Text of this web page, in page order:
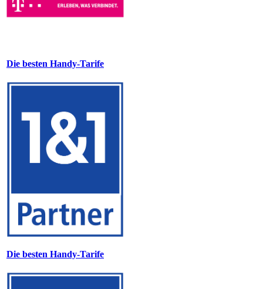
Die besten Handy-Tarife
Die besten Handy-Tarife